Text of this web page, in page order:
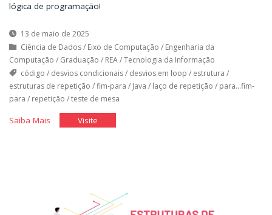
lógica de programação!
13 de maio de 2025
Ciência de Dados/ Eixo de Computação / Engenharia da
Computação / Graduação / REA/Tecnologia da Informação
código / desvios condicionais/ desvios em loop / estrutura /
estruturas de repetição /fim-para / Java / laço de repetição / para...fim-
para / repetição /teste de mesa
Saiba Mais"Estruturas
Visite"Estruturas